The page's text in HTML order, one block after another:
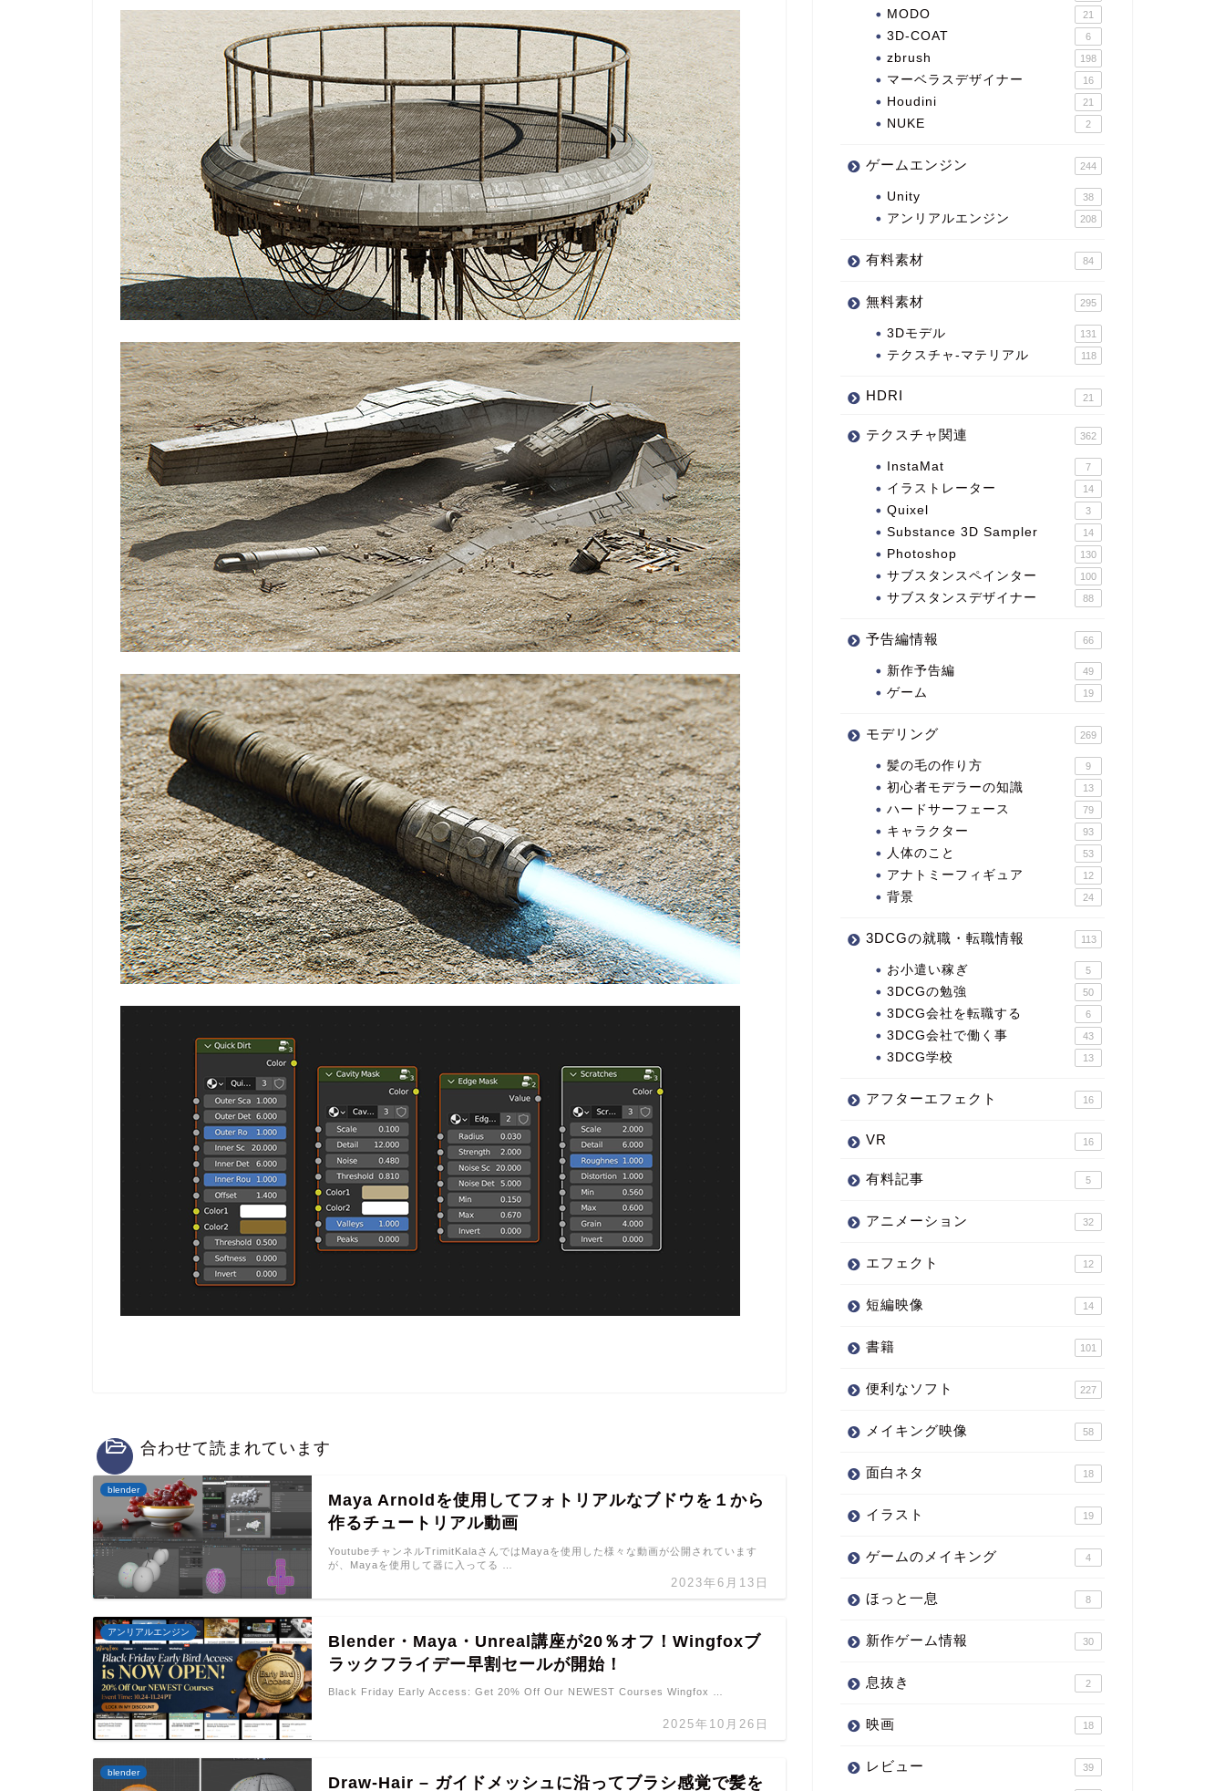
合わせて読まれています
blender
Maya Arnoldを使用してフォトリアルなブドウを１から
作るチュートリアル動画
2023年6月13日
YoutubeチャンネルTrimitKalaさんではMayaを使用した様々な動画が公開されています
が、Mayaを使用して器に入ってる …
アンリアルエンジン
Blender・Maya・Unreal講座が20％オフ！Wingfoxブ
ラックフライデー早割セールが開始！
2025年10月26日
Black Friday Early Access: Get 20% Off Our NEWEST Courses Wingfox …
blender
Draw-Hair – ガイドメッシュに沿ってブラシ感覚で髪を
MODO 21
3D-COAT 6
zbrush 198
マーベラスデザイナー 16
Houdini 21
NUKE 2
ゲームエンジン 244
Unity 38
アンリアルエンジン 208
有料素材 84
無料素材 295
3Dモデル 131
テクスチャ-マテリアル 118
HDRI 21
テクスチャ関連 362
InstaMat 7
イラストレーター 14
Quixel 3
Substance 3D Sampler 14
Photoshop 130
サブスタンスペインター 100
サブスタンスデザイナー 88
予告編情報 66
新作予告編 49
ゲーム 19
モデリング 269
髪の毛の作り方 9
初心者モデラーの知識 13
ハードサーフェース 79
キャラクター 93
人体のこと 53
アナトミーフィギュア 12
背景 24
3DCGの就職・転職情報 113
お小遣い稼ぎ 5
3DCGの勉強 50
3DCG会社を転職する 6
3DCG会社で働く事 43
3DCG学校 13
アフターエフェクト 16
VR 16
有料記事 5
アニメーション 32
エフェクト 12
短編映像 14
書籍 101
便利なソフト 227
メイキング映像 58
面白ネタ 18
イラスト 19
ゲームのメイキング 4
ほっと一息 8
新作ゲーム情報 30
息抜き 2
映画 18
レビュー 39